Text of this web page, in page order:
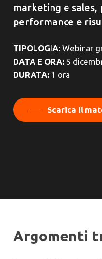
marketing e
performance e
TIPOLOGIA:Webinar
DATA E ORA:5
DURATA: 1 ora
Scarica il
Argomenti